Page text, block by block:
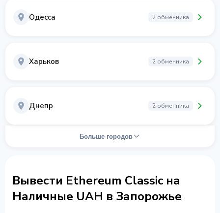
Одесса 2 обменника
Харьков 2 обменника
Днепр 2 обменника
Больше городов
Вывести Ethereum Classic на
Наличные UAH в Запорожье